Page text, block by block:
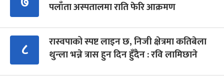
पलाँता अस्पतालमा राति फेरि आक्रमण
८
रास्वपाको स्पष्ट लाइन छ, निजी क्षेत्रमा कतिबेला
थुन्ला भन्ने त्रास हुन दिन हुँदैन : रवि लामिछाने